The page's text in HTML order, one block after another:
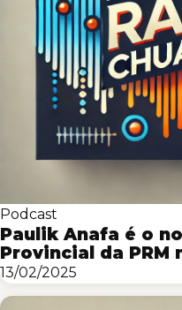
Podcast
Paulik Anafa é o
Provincial da PRM
13/02/2025